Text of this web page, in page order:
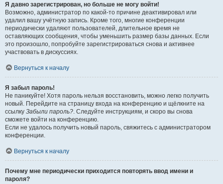
Я давно зарегистрирован, но больше не могу войти!
Возможно, администратор по какой-то причине деактивировал или
удалил вашу учётную запись. Кроме того, многие конференции
периодически удаляют пользователей, длительное время не
оставляющих сообщения, чтобы уменьшить размер базы данных. Если
это произошло, попробуйте зарегистрироваться снова и активнее
участвовать в дискуссиях.
Вернуться к началу
Я забыл пароль!
Не паникуйте! Хотя пароль нельзя восстановить, можно легко получить
новый. Перейдите на страницу входа на конференцию и щёлкните на
ссылку Забыли пароль? . Следуйте инструкциям, и скоро вы снова
сможете войти на конференцию.
Если не удалось получить новый пароль, свяжитесь с администратором
конференции.
Вернуться к началу
Почему мне периодически приходится повторять ввод имени и
пароля?